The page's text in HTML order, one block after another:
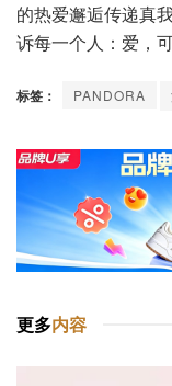
的热爱邂逅传递真
诉每一个人：爱，
标签： PANDORA
更多内容